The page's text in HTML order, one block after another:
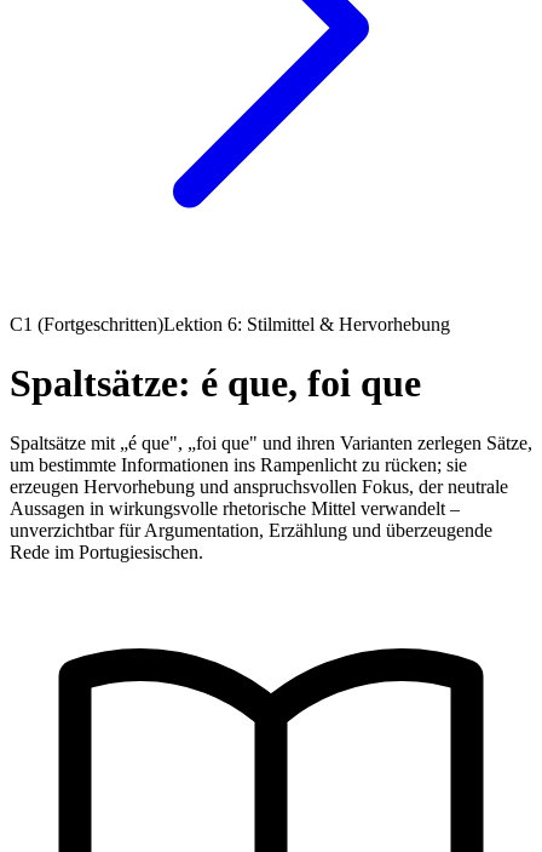
C1 (Fortgeschritten)Lektion 6: Stilmittel & Hervorhebung
Spaltsätze: é que, foi que
Spaltsätze mit „é que", „foi que" und ihren Varianten zerlegen Sätze,
um bestimmte Informationen ins Rampenlicht zu rücken; sie
erzeugen Hervorhebung und anspruchsvollen Fokus, der neutrale
Aussagen in wirkungsvolle rhetorische Mittel verwandelt –
unverzichtbar für Argumentation, Erzählung und überzeugende
Rede im Portugiesischen.